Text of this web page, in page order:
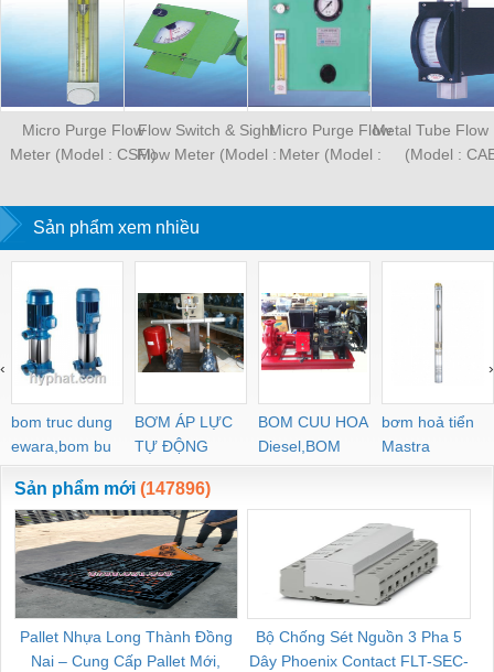
Micro Purge Flow
Meter (Model : CSM)
Flow Switch & Sight
Flow Meter (Model :
Micro Purge Flow
Meter (Model :
Metal Tube Flow
(Model :
Sản phẩm xem nhiều
bom truc dung
ewara,bom bu
ewara
BƠM ÁP LỰC
TỰ ĐỘNG
BOM CUU HOA
Diesel,BOM
CHUA CHAY
bơm hoả tiển
Mastra
‹ ›
Sản phẩm mới (147896)
Pallet Nhựa Long Thành Đồng
Nai – Cung Cấp Pallet Mới,
Bộ Chống Sét Nguồn 3 Pha 5
Dây Phoenix Contact FLT-SEC-